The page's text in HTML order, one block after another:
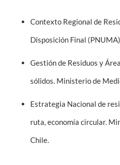
Contexto Regional de
Disposición Final (PNUMA)
Gestión de Residuos y
sólidos. Ministerio de
Estrategia Nacional de
ruta, economía circular.
Chile.